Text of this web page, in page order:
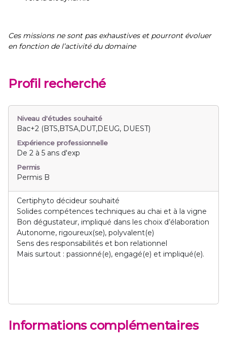
Ces missions ne sont pas exhaustives et pourront évoluer
en fonction de l’activité du domaine
Profil recherché
Niveau d'études souhaité
Bac+2 (BTS,BTSA,DUT,DEUG, DUEST)
Expérience professionnelle
De 2 à 5 ans d'exp
Permis
Permis B
Certiphyto décideur souhaité
Solides compétences techniques au chai et à la vigne
Bon dégustateur, impliqué dans les choix d’élaboration
Autonome, rigoureux(se), polyvalent(e)
Sens des responsabilités et bon relationnel
Mais surtout : passionné(e), engagé(e) et impliqué(e).
Informations complémentaires